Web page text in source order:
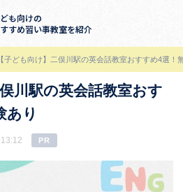
も向けの
すめ習い事教室を紹介
【子ども向け】二俣川駅の英会話教室おすすめ4選！
川駅の英会話教室おす
あり
PR